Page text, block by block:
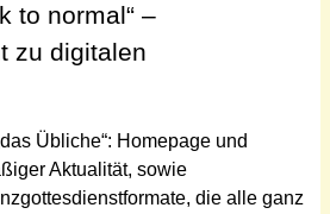
to normal“ –
zu digitalen
Übliche“: Homepage und
Aktualität, sowie
die alle ganz